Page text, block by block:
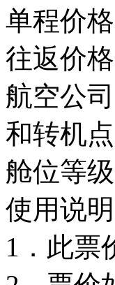
单程价
往返价
航空公
和转机点
舱位等
使用说明
1．此票